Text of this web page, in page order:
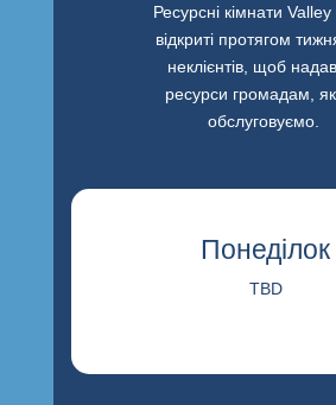
Ресурсні кімнати
відкриті протягом
неклієнтів, щоб
ресурси громадам,
обслуговуємо.
Понеділок
TBD